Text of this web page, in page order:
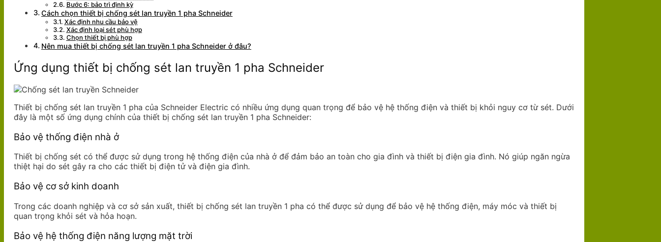
Bước 6: bảo trì định kỳ
Cách chọn thiết bị chống sét lan truyền 1 pha Schneider
Xác định nhu cầu bảo vệ
Xác định loại sét phù hợp
Chọn thiết bị phù hợp
Nên mua thiết bị chống sét lan truyền 1 pha Schneider ở đâu?
Ứng dụng thiết bị chống sét lan truyền 1 pha Schneider
Thiết bị chống sét lan truyền 1 pha của Schneider Electric có nhiều ứng dụng quan trọng để bảo vệ hệ thống điện và thiết bị khỏi nguy cơ từ sét. Dưới
đây là một số ứng dụng chính của thiết bị chống sét lan truyền 1 pha Schneider:
Bảo vệ thống điện nhà ở
Thiết bị chống sét có thể được sử dụng trong hệ thống điện của nhà ở để đảm bảo an toàn cho gia đình và thiết bị điện gia đình. Nó giúp ngăn ngừa
thiệt hại do sét gây ra cho các thiết bị điện tử và điện gia đình.
Bảo vệ cơ sở kinh doanh
Trong các doanh nghiệp và cơ sở sản xuất, thiết bị chống sét lan truyền 1 pha có thể được sử dụng để bảo vệ hệ thống điện, máy móc và thiết bị
quan trọng khỏi sét và hỏa hoạn.
Bảo vệ hệ thống điện năng lượng mặt trời